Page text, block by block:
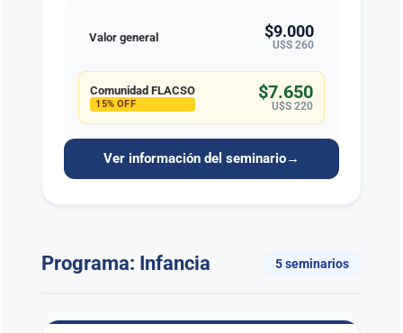
Valor general $9.000
U$S 260
Comunidad FLACSO
15% OFF
$7.650
U$S 220
Ver información del seminario→
Programa: Infancia 5 seminarios